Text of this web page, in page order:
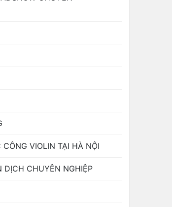
CÔNG VIOLIN TẠI HÀ NỘI
DỊCH CHUYÊN NGHIỆP